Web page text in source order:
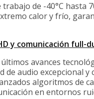
de -40°C hasta
calor y frío,
y comunicación full-
avances
de audio excepcional
algoritmos de
en entornos